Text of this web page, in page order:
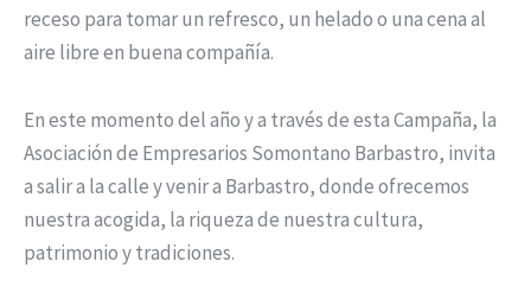
receso para tomar un refresco, un helado o una cena al
aire libre en buena compañía.
En este momento del año y a través de esta Campaña, la
Asociación de Empresarios Somontano Barbastro, invita
a salir a la calle y venir a Barbastro, donde ofrecemos
nuestra acogida, la riqueza de nuestra cultura,
patrimonio y tradiciones.